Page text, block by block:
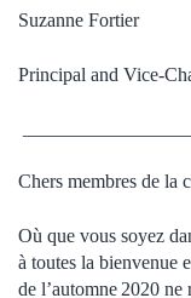
Suzanne Fortier
Principal and Vice-
Chers membres de la
Où que vous soyez
à toutes la bienvenue
de l’automne 2020 ne